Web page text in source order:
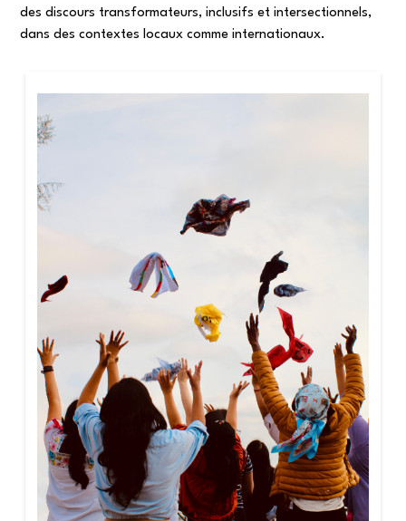
des discours transformateurs, inclusifs et intersectionnels,
dans des contextes locaux comme internationaux.